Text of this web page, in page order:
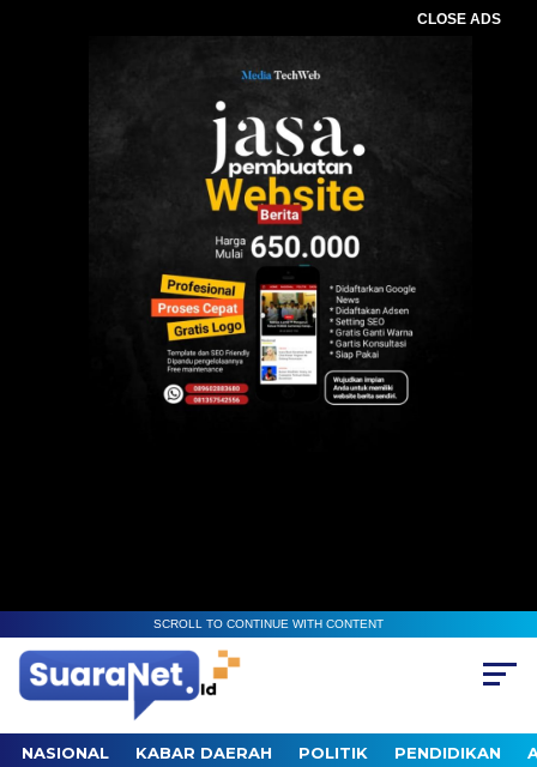
CLOSE ADS
SCROLL TO CONTINUE WITH CONTENT
NASIONAL KABAR DAERAH POLITIK PENDIDIKAN